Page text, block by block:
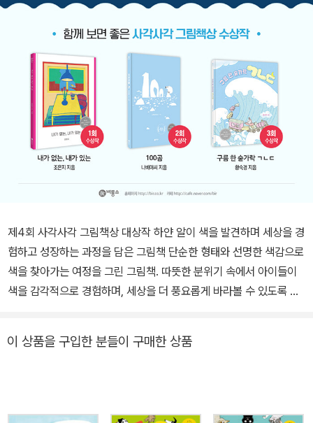
제4회 사각사각 그림책상 대상작 하얀 알이 색을 발견하며 세상을 경
험하고 성장하는 과정을 담은 그림책 단순한 형태와 선명한 색감으로
색을 찾아가는 여정을 그린 그림책. 따뜻한 분위기 속에서 아이들이
색을 감각적으로 경험하며, 세상을 더 풍요롭게 바라볼 수 있도록 이
에서 출간되었다. 사각사각 그림책상은 비룡소가 2021년 새롭게 시
이 상품을 구입한 분들이 구매한 상품